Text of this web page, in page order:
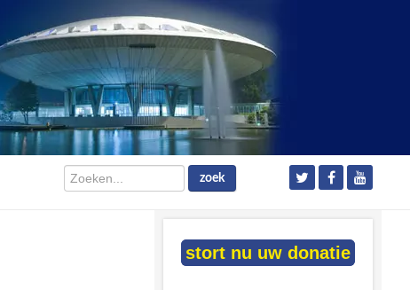
Zoeken... zoek
stort nu uw donatie